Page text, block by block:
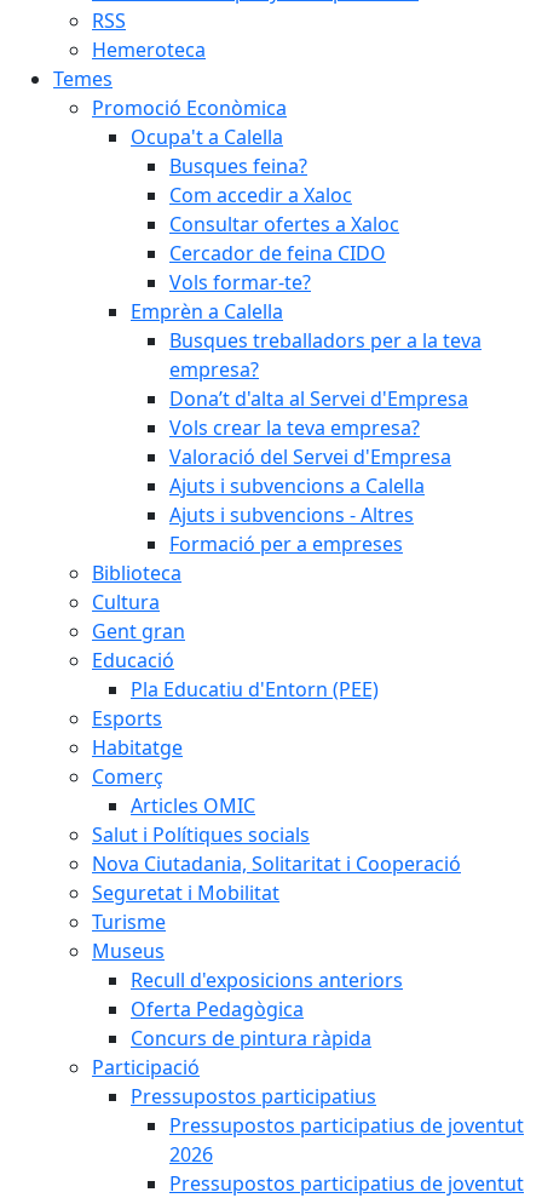
RSS
Hemeroteca
Temes
Promoció Econòmica
Ocupa't a Calella
Busques feina?
Com accedir a Xaloc
Consultar ofertes a Xaloc
Cercador de feina CIDO
Vols formar-te?
Emprèn a Calella
Busques treballadors per a la teva
empresa?
Dona’t d'alta al Servei d'Empresa
Vols crear la teva empresa?
Valoració del Servei d'Empresa
Ajuts i subvencions a Calella
Ajuts i subvencions - Altres
Formació per a empreses
Biblioteca
Cultura
Gent gran
Educació
Pla Educatiu d'Entorn (PEE)
Esports
Habitatge
Comerç
Articles OMIC
Salut i Polítiques socials
Nova Ciutadania, Solitaritat i Cooperació
Seguretat i Mobilitat
Turisme
Museus
Recull d'exposicions anteriors
Oferta Pedagògica
Concurs de pintura ràpida
Participació
Pressupostos participatius
Pressupostos participatius de joventut
2026
Pressupostos participatius de joventut